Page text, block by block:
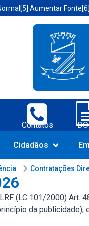
[5] Aumentar Fonte
do Tupim-BA;
Contatos
Cidadãos
Contratações
(LC 101/2000) Art.
da